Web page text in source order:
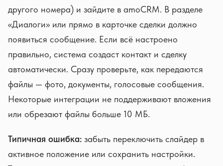
другого номера) и зайдите в amoCRM. В разделе
«Диалоги» или прямо в карточке сделки должно
появиться сообщение. Если всё настроено
правильно, система создаст контакт и сделку
автоматически. Сразу проверьте, как передаются
файлы — фото, документы, голосовые сообщения.
Некоторые интеграции не поддерживают вложения
или обрезают файлы больше 10 МБ.
Типичная ошибка: забыть переключить слайдер в
активное положение или сохранить настройки.